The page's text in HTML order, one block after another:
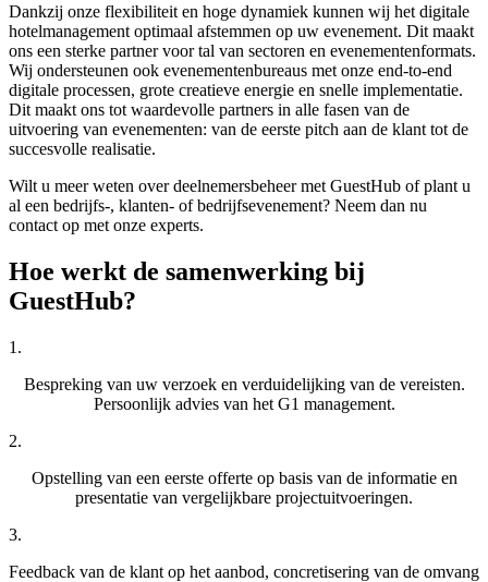
Dankzij onze flexibiliteit en hoge dynamiek kunnen wij het digitale
hotelmanagement optimaal afstemmen op uw evenement. Dit maakt
ons een sterke partner voor tal van sectoren en evenementenformats.
Wij ondersteunen ook evenementenbureaus met onze end-to-end
digitale processen, grote creatieve energie en snelle implementatie.
Dit maakt ons tot waardevolle partners in alle fasen van de
uitvoering van evenementen: van de eerste pitch aan de klant tot de
succesvolle realisatie.
Wilt u meer weten over deelnemersbeheer met GuestHub of plant u
al een bedrijfs-, klanten- of bedrijfsevenement? Neem dan nu
contact op met onze experts.
Hoe werkt de samenwerking bij
GuestHub?
1.
Bespreking van uw verzoek en verduidelijking van de vereisten.
Persoonlijk advies van het G1 management.
2.
Opstelling van een eerste offerte op basis van de informatie en
presentatie van vergelijkbare projectuitvoeringen.
3.
Feedback van de klant op het aanbod, concretisering van de omvang